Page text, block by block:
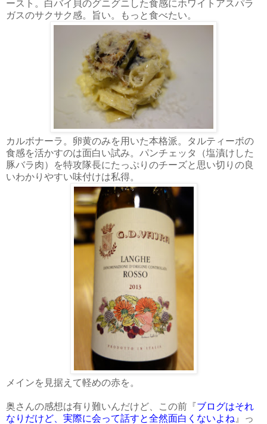
ースト。白バイ貝のグニグニした食感にホワイトアスパラ
ガスのサクサク感。旨い。もっと食べたい。
カルボナーラ。卵黄のみを用いた本格派。タルティーボの
食感を活かすのは面白い試み。パンチェッタ（塩漬けした
豚バラ肉）を特攻隊長にたっぷりのチーズと思い切りの良
いわかりやすい味付けは私得。
メインを見据えて軽めの赤を。
奥さんの感想は有り難いんだけど、この前『ブログはそれ
なりだけど、実際に会って話すと全然面白くないよね 』っ